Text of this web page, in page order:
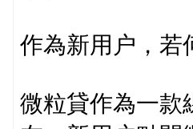
作為新用户，若
微粒貸作為一款